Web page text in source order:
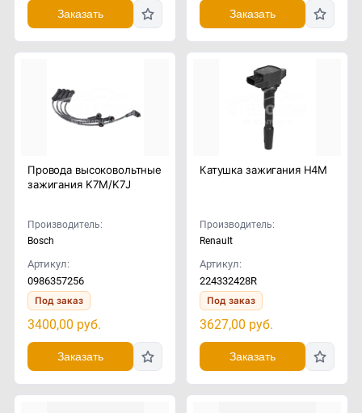
Заказать Заказать
Провода высоковольтные
зажигания K7M/K7J
Производитель:
Bosch
Артикул:
0986357256
Под заказ
3400,00 руб.
Заказать
Катушка зажигания H4M
Производитель:
Renault
Артикул:
224332428R
Под заказ
3627,00 руб.
Заказать